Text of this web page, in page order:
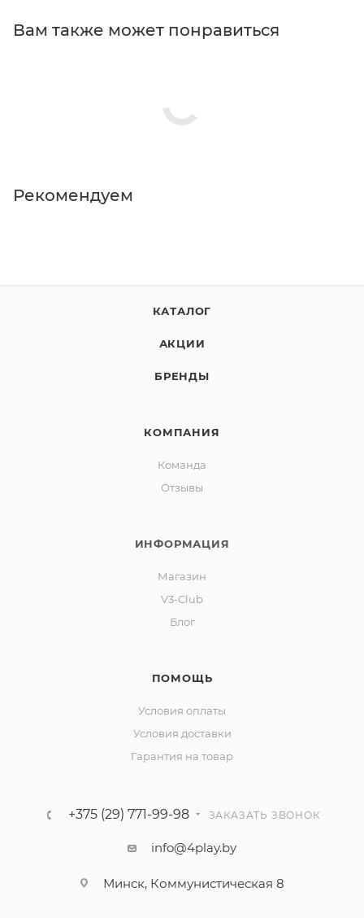
Вам также может понравиться
Рекомендуем
КАТАЛОГ
АКЦИИ
БРЕНДЫ
КОМПАНИЯ
Команда
Отзывы
ИНФОРМАЦИЯ
Магазин
V3-Club
Блог
ПОМОЩЬ
Условия оплаты
Условия доставки
Гарантия на товар
+375 (29) 771-99-98 ЗАКАЗАТЬ ЗВОНОК
info@4play.by
Минск, Коммунистическая 8